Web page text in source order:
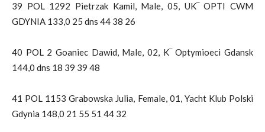
39 POL 1292 Pietrzak Kamil, Male, 05, UK‾ OPTI CWM
GDYNIA 133,0 25 dns 44 38 26
40 POL 2 Goaniec Dawid, Male, 02, K‾ Optymioeci Gdansk
144,0 dns 18 39 39 48
41 POL 1153 Grabowska Julia, Female, 01, Yacht Klub Polski
Gdynia 148,0 21 55 51 44 32